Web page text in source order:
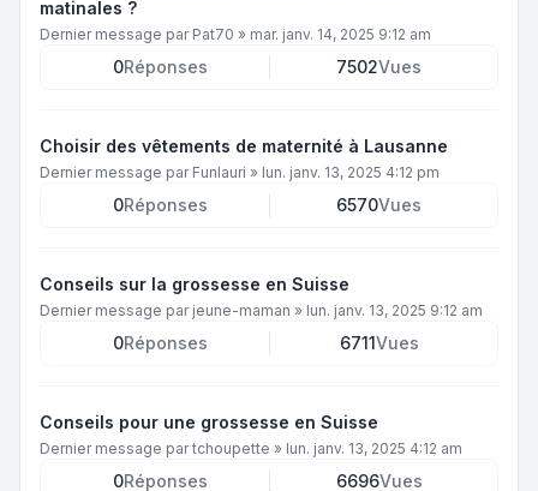
matinales ?
Dernier message par Pat70 » mar. janv. 14, 2025 9:12 am
0Réponses 7502Vues
Choisir des vêtements de maternité à Lausanne
Dernier message par Funlauri » lun. janv. 13, 2025 4:12 pm
0Réponses 6570Vues
Conseils sur la grossesse en Suisse
Dernier message par jeune-maman » lun. janv. 13, 2025 9:12 am
0Réponses 6711Vues
Conseils pour une grossesse en Suisse
Dernier message partchoupette » lun. janv. 13, 2025 4:12 am
0Réponses 6696Vues